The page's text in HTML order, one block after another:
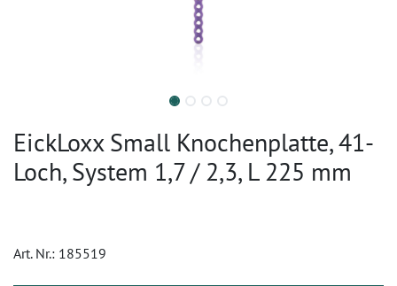
EickLoxx Small Knochenplatte, 41-
Loch, System 1,7 / 2,3, L 225 mm
Art. Nr.: 185519